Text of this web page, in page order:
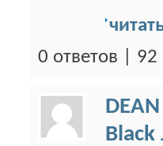
0 ответов |
DEAN
Black